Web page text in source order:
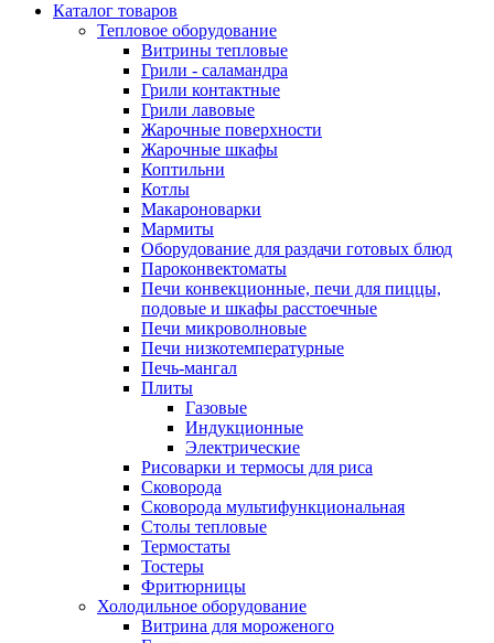
Каталог товаров
Тепловое оборудование
Витрины тепловые
Грили - саламандра
Грили контактные
Грили лавовые
Жарочные поверхности
Жарочные шкафы
Коптильни
Котлы
Макароноварки
Мармиты
Оборудование для раздачи готовых блюд
Пароконвектоматы
Печи конвекционные, печи для пиццы,
подовые и шкафы расстоечные
Печи микроволновые
Печи низкотемпературные
Печь-мангал
Плиты
Газовые
Индукционные
Электрические
Рисоварки и термосы для риса
Сковорода
Сковорода мультифункциональная
Столы тепловые
Термостаты
Тостеры
Фритюрницы
Холодильное оборудование
Витрина для мороженого